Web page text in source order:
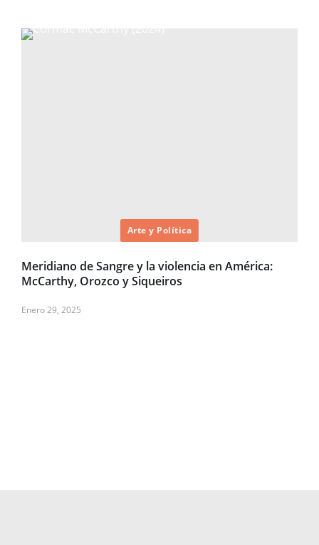
Arte y Política
Meridiano de Sangre y la violencia en América:
McCarthy, Orozco y Siqueiros
Enero 29, 2025